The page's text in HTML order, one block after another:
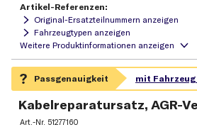
Artikel-Referenzen:
Original-Ersatzteilnummern anzeigen
Fahrzeugtypen anzeigen
Kabelreparatursatz, AGR-
Art.-Nr. 51277160